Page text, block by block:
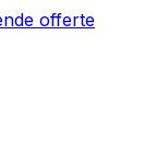
offerte